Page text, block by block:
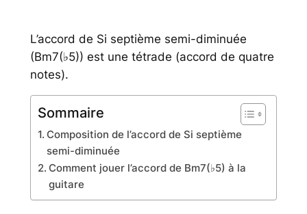
L’accord de Si septième semi-diminuée
(Bm7(♭5)) est une tétrade (accord de quatre
notes).
Sommaire
Composition de l’accord de Si septième
semi-diminuée
Comment jouer l’accord de Bm7(♭5) à la
guitare